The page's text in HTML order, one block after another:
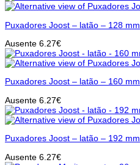
Puxadores Joost – latão – 128 mm
Ausente 6.27€
Puxadores Joost – latão – 160 mm
Ausente 6.27€
Puxadores Joost – latão – 192 mm
Ausente 6.27€